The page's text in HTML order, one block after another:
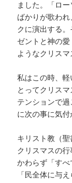
ました。「ロ
ばかりが歌わ
クに演出する
ゼントと神の
ようなクリスマ
私はこの時、
とってクリス
テンションで
に次の事に気付
キリスト教（聖
クリスマスの
かわらず「す
「民全体に与